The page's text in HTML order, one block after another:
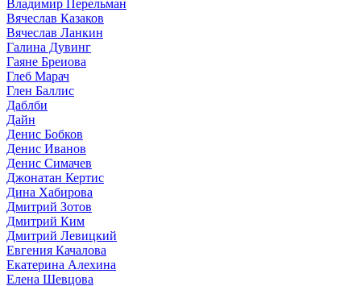
Владимир Перельман
Вячеслав Казаков
Вячеслав Ланкин
Галина Дувинг
Гаяне Бреиова
Глеб Марач
Глен Баллис
Даблби
Дайн
Денис Бобков
Денис Иванов
Денис Симачев
Джонатан Кертис
Дина Хабирова
Дмитрий Зотов
Дмитрий Ким
Дмитрий Левицкий
Евгения Качалова
Екатерина Алехина
Елена Шевцова